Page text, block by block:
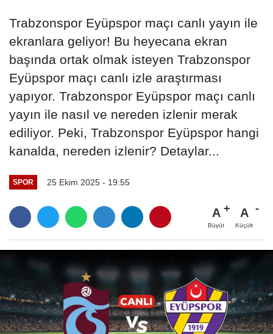
Trabzonspor Eyüpspor maçı canlı yayın ile
ekranlara geliyor! Bu heyecana ekran
başında ortak olmak isteyen Trabzonspor
Eyüpspor maçı canlı izle araştırması
yapıyor. Trabzonspor Eyüpspor maçı canlı
yayın ile nasıl ve nereden izlenir merak
ediliyor. Peki, Trabzonspor Eyüpspor hangi
kanalda, nereden izlenir? Detaylar...
SPOR 25 Ekim 2025 - 19:55
A
Büyüt
A
Küçült